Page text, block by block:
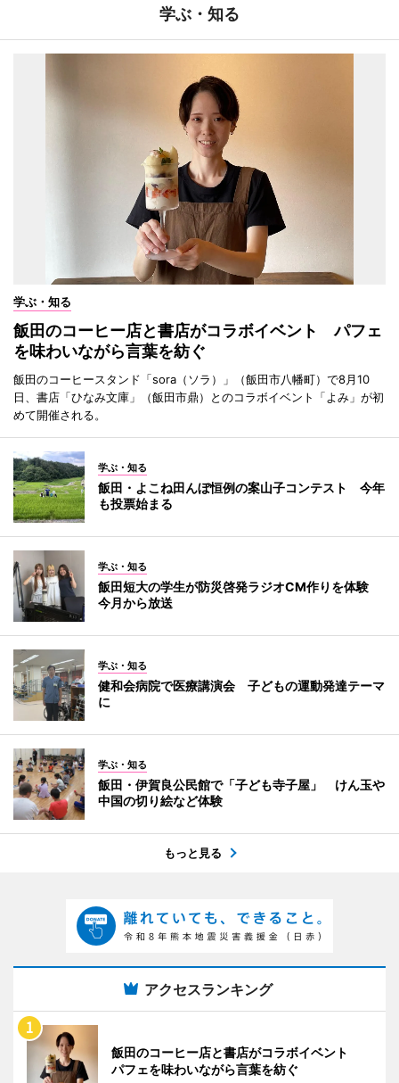
学ぶ・知る
学ぶ・知る
飯田のコーヒー店と書店がコラボイベント パフェ
を味わいながら言葉を紡ぐ
飯田のコーヒースタンド「sora（ソラ）」（飯田市八幡町）で8月10
日、書店「ひなみ文庫」（飯田市鼎）とのコラボイベント「よみ」が初
めて開催される。
学ぶ・知る
飯田・よこね田んぼ恒例の案山子コンテスト 今年
も投票始まる
学ぶ・知る
飯田短大の学生が防災啓発ラジオCM作りを体験
今月から放送
学ぶ・知る
健和会病院で医療講演会 子どもの運動発達テーマ
に
学ぶ・知る
飯田・伊賀良公民館で「子ども寺子屋」 けん玉や
中国の切り絵など体験
もっと見る
アクセスランキング
飯田のコーヒー店と書店がコラボイベント
パフェを味わいながら言葉を紡ぐ